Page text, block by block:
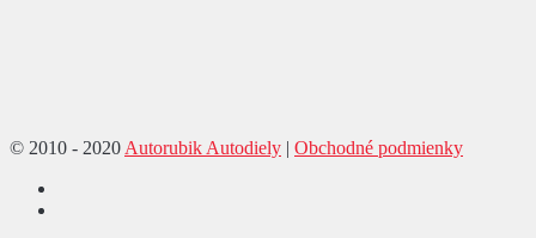
© 2010 - 2020 Autorubik Autodiely | Obchodné podmienky